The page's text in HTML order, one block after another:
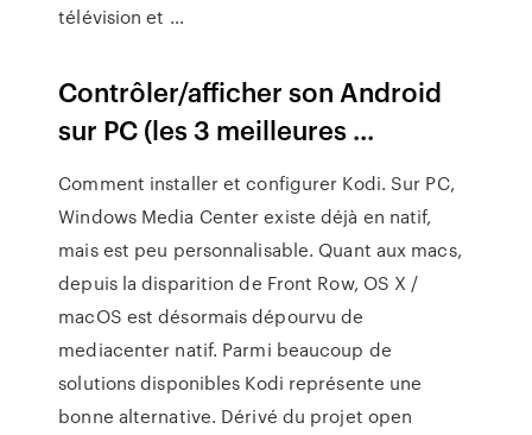
télévision et …
Contrôler/afficher son Android
sur PC (les 3 meilleures ...
Comment installer et configurer Kodi. Sur PC,
Windows Media Center existe déjà en natif,
mais est peu personnalisable. Quant aux macs,
depuis la disparition de Front Row, OS X /
macOS est désormais dépourvu de
mediacenter natif. Parmi beaucoup de
solutions disponibles Kodi représente une
bonne alternative. Dérivé du projet open